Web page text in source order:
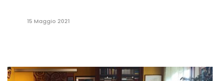
15 Maggio 2021